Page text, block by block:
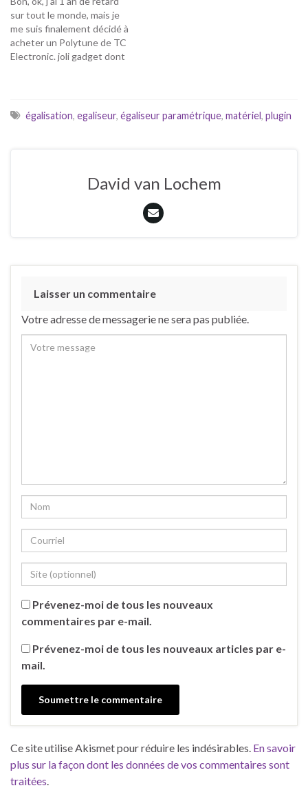
sur tout le monde, mais je
me suis finalement décidé à
acheter un Polytune de TC
Electronic. joli gadget dont
quelques petites soucis de
justesse, avec ma guitare
égalisation, egaliseur, égaliseur paramétrique, matériel, plugin
David van Lochem
Laisser un commentaire
Votre adresse de messagerie ne sera pas publiée.
Prévenez-moi de tous les nouveaux
commentaires par e-mail.
Prévenez-moi de tous les nouveaux articles par e-
mail.
Ce site utilise Akismet pour réduire les indésirables. En savoir
plus sur la façon dont les données de vos commentaires sont
traitées.